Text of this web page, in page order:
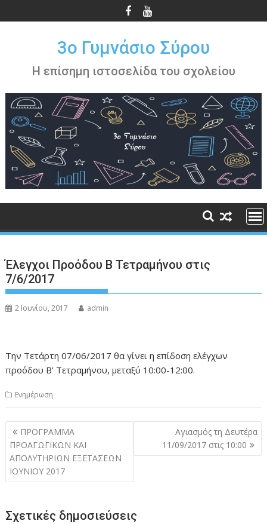
στο
3ο Γυμνάσιο Σύρου
Η επίσημη ιστοσελίδα του σχολείου
Έλεγχοι Προόδου Β Τετραμήνου στις
7/6/2017
2 Ιουνίου, 2017 admin
Την Τετάρτη 07/06/2017 θα γίνει η επίδοση ελέγχων
προόδου Β’ Τετραμήνου, μεταξύ 10:00-12:00.
Ενημέρωση
Πλοήγηση
άρθρων
ΠΡΟΓΡΑΜΜΑ
ΠΡΟΑΓΩΓΙΚΩΝ ΚΑΙ
ΑΠΟΛΥΤΗΡΙΩΝ ΕΞΕΤΑΣΕΩΝ
ΙΟΥΝΙΟΥ 2017
Αγιασμός τη Δευτέρα
11/09/2017 στις 10:00
Σχετικές δημοσιεύσεις